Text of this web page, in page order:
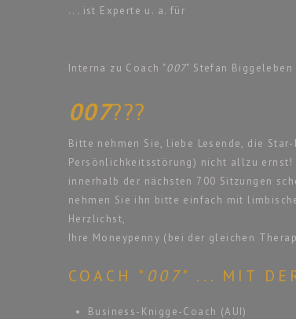
... ist Experte u. a. für
Interna zu Coach "007" Stefan Biggeleben
007???
Bitte nehmen Sie, liebe Lesende, die
Persönlichkeitsstörung) nicht allzu
innerhalb der nächsten 700 Sitzungen
nehmen Sie ihn bitte einfach mit
Herzlichst,
Ihre Moneypenny (bei der gleichen
COACH " 007" ... MIT
Business-Knigge-Coach (AUI)